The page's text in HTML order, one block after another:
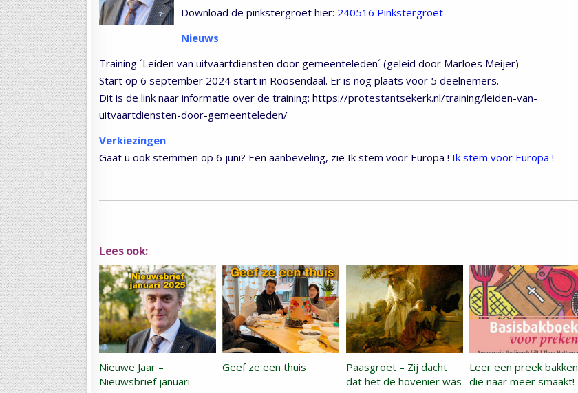
Download de pinkstergroet hier: 240516 Pinkstergroet
Nieuws
Training ´Leiden van uitvaartdiensten door gemeenteleden´ (geleid door Marloes Meijer)
Start op 6 september 2024 start in Roosendaal. Er is nog plaats voor 5 deelnemers.
Dit is de link naar informatie over de training: https://protestantsekerk.nl/training/leiden-van-
uitvaartdiensten-door-gemeenteleden/
Verkiezingen
Gaat u ook stemmen op 6 juni? Een aanbeveling, zie Ik stem voor Europa ! Ik stem voor Europa !
Lees ook:
Nieuwe Jaar –
Nieuwsbrief januari
Geef ze een thuis
Paasgroet – Zij dacht
dat het de hovenier was
Leer een preek bakken
die naar meer smaakt!